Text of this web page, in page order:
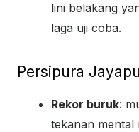
lini belakang
laga uji coba.
Persipura
Rekor buruk:
tekanan mental